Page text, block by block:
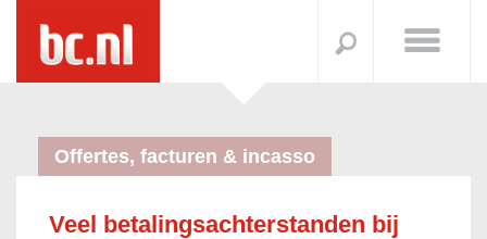
Offertes, facturen & incasso
Veel betalingsachterstanden bij